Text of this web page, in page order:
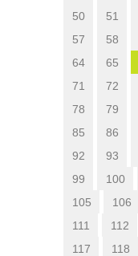
50
51
57
58
64
65
71
72
78
79
85
86
92
93
99
100
105
106
111
112
117
118